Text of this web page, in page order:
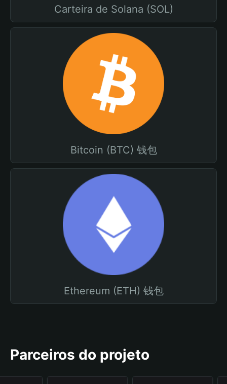
Carteira de Solana (SOL)
Bitcoin (BTC) 钱包
Ethereum (ETH) 钱包
Parceiros do projeto